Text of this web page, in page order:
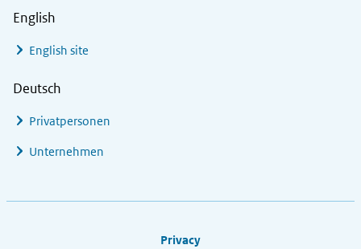
English
English site
Deutsch
Privatpersonen
Unternehmen
Privacy